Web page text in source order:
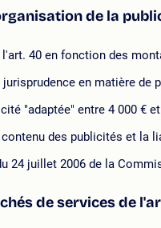
de la
40 en fonction des
en matière de
"adaptée" entre 4 000 €
des publicités et la
24 juillet 2006 de la
de services de